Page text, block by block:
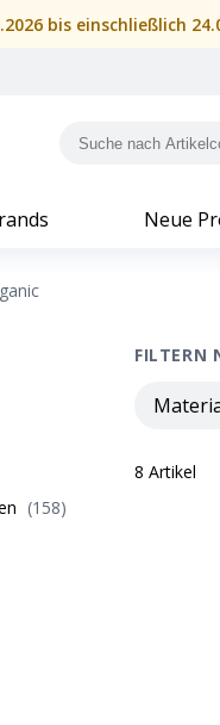
bis einschließlich
Neue
(158)
FILTERN
8 Artikel